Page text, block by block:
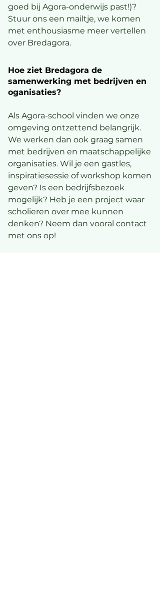
goed bij Agora-onderwijs past!)?
Stuur ons een mailtje, we komen
met enthousiasme meer vertellen
over Bredagora.
Hoe ziet Bredagora de
samenwerking met bedrijven en
oganisaties?
Als Agora-school vinden we onze
omgeving ontzettend belangrijk.
We werken dan ook graag samen
met bedrijven en maatschappelijke
organisaties. Wil je een gastles,
inspiratiesessie of workshop komen
geven? Is een bedrijfsbezoek
mogelijk? Heb je een project waar
scholieren over mee kunnen
denken? Neem dan vooral contact
met ons op!